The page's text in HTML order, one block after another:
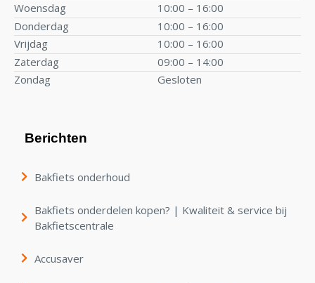
Woensdag
10:00 – 16:00
Donderdag
10:00 – 16:00
Vrijdag
10:00 – 16:00
Zaterdag
09:00 – 14:00
Zondag
Gesloten
Berichten
Bakfiets onderhoud
Bakfiets onderdelen kopen? | Kwaliteit & service bij
Bakfietscentrale
Accusaver